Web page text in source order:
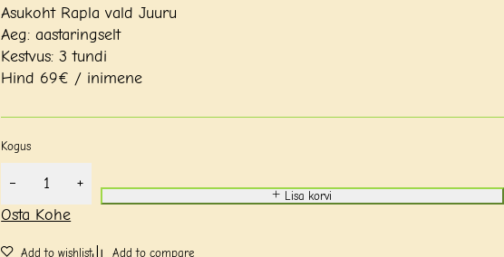
Asukoht Rapla vald Juuru
Aeg: aastaringselt
Kestvus: 3 tundi
Hind 69€ / inimene
Kogus
Lisa korvi
Osta Kohe